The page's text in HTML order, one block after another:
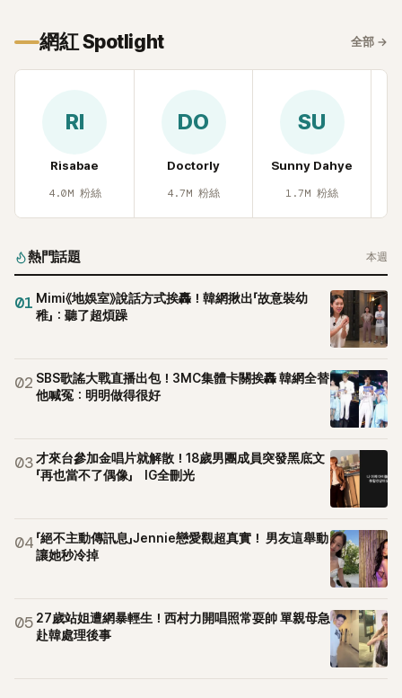
網紅 Spotlight 全部 →
RI
Risabae
4.0M 粉絲
DO
Doctorly
4.7M 粉絲
SU
Sunny Dahye
1.7M 粉絲
熱門話題 本週
01 Mimi《地娛室》說話方式挨轟！韓網揪出「故意裝幼
稚」：聽了超煩躁
02 SBS歌謠大戰直播出包！3MC集體卡關挨轟 韓網全替
他喊冤：明明做得很好
03 才來台參加金唱片就解散！18歲男團成員突發黑底文
「再也當不了偶像」 IG全刪光
04 「絕不主動傳訊息」Jennie戀愛觀超真實！ 男友這舉動
讓她秒冷掉
05 27歲站姐遭網暴輕生！西村力開唱照常耍帥 單親母急
赴韓處理後事